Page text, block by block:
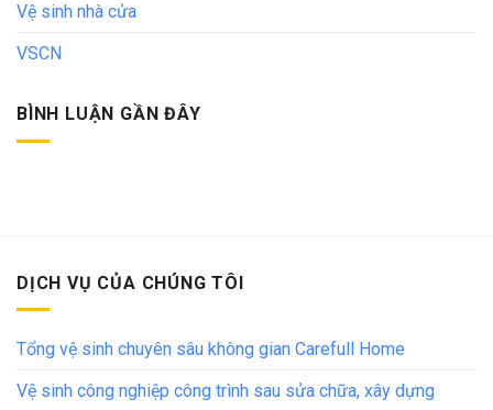
Vệ sinh nhà cửa
VSCN
BÌNH LUẬN GẦN ĐÂY
DỊCH VỤ CỦA CHÚNG TÔI
Tổng vệ sinh chuyên sâu không gian Carefull Home
Vệ sinh công nghiệp công trình sau sửa chữa, xây dựng